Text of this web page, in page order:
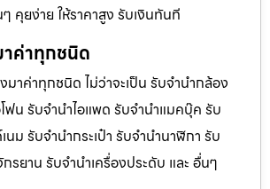
คุยง่าย ให้ราคาสูง รับเงินทันที
ค่าทุกชนิด
มาค่าทุกชนิด ไม่ว่าจะเป็น รับจํานํากล้อง
ฟน รับจํานําไอแพด รับจํานําแมคบุ๊ค รับ
ม รับจํานํากระเป๋า รับจํานํานาฬิกา รับ
รยาน รับจํานําเครื่องประดับ และ อื่นๆ